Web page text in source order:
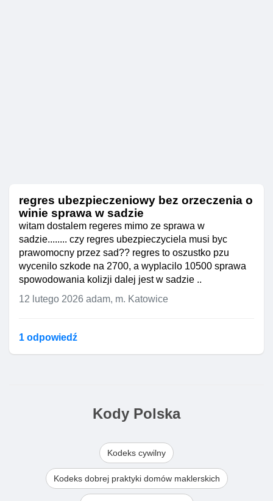
regres ubezpieczeniowy bez orzeczenia o
winie sprawa w sadzie
witam dostalem regeres mimo ze sprawa w
sadzie........ czy regres ubezpieczyciela musi byc
prawomocny przez sad?? regres to oszustko pzu
wycenilo szkode na 2700, a wyplacilo 10500 sprawa
spowodowania kolizji dalej jest w sadzie ..
12 lutego 2026 adam, m. Katowice
1 odpowiedź
Kody Polska
Kodeks cywilny
Kodeks dobrej praktyki domów maklerskich